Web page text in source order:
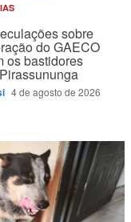
sobre
do GAECO
os bastidores
4 de agosto de 2026